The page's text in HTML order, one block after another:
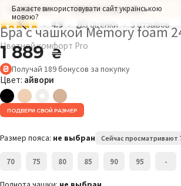
Бажаєте використовувати сайт українською
мовою?
РАЗМЕР: 75G ОБХВАТ ГРУДИ: 104СМ
4.9 263 оценки 5 отзывов
Бра с чашкой Memory foam
Цветной комфорт Pro
1 889₴
Получай 189бонусов за покупку
Цвет: айвори
ПОДБЕРИ СВОЙ РАЗМЕР
Размер пояса: не выбран Сейчас просматривают
70 75 80 85 90 95 -